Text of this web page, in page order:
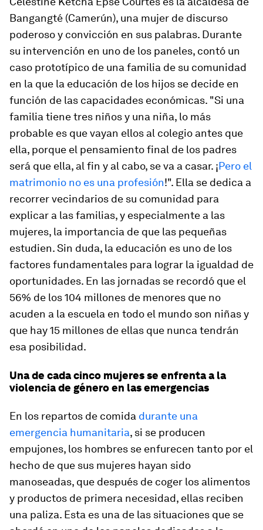
Bangangté (Camerún), una mujer de discurso
poderoso y convicción en sus palabras. Durante
su intervención en uno de los paneles, contó un
caso prototípico de una familia de su comunidad
en la que la educación de los hijos se decide en
función de las capacidades económicas. "Si una
familia tiene tres niños y una niña, lo más
probable es que vayan ellos al colegio antes que
ella, porque el pensamiento final de los padres
será que ella, al fin y al cabo, se va a casar. ¡Pero el
matrimonio no es una profesión!". Ella se dedica a
recorrer vecindarios de su comunidad para
explicar a las familias, y especialmente a las
mujeres, la importancia de que las pequeñas
estudien. Sin duda, la educación es uno de los
factores fundamentales para lograr la igualdad de
oportunidades. En las jornadas se recordó que el
56% de los 104 millones de menores que no
acuden a la escuela en todo el mundo son niñas y
que hay 15 millones de ellas que nunca tendrán
esa posibilidad.
Una de cada cinco mujeres se enfrenta a la
violencia de género en las emergencias
En los repartos de comida durante una
emergencia humanitaria, si se producen
empujones, los hombres se enfurecen tanto por el
hecho de que sus mujeres hayan sido
manoseadas, que después de coger los alimentos
y productos de primera necesidad, ellas reciben
una paliza. Esta es una de las situaciones que se